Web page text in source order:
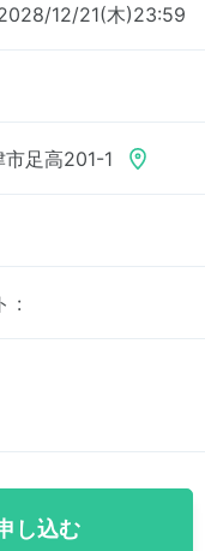
12/21(木)23:59
足高201-1
:
し込む